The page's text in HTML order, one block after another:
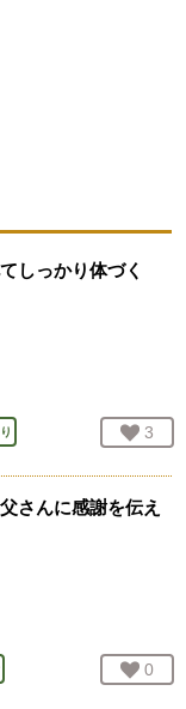
しっかり体づく
お気
3
さんに感謝を伝え
お気
0